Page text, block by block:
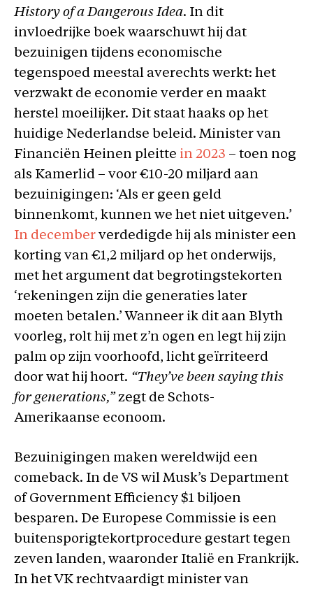
History of a Dangerous Idea. In dit
invloedrijke boek waarschuwt hij dat
bezuinigen tijdens economische
tegenspoed meestal averechts werkt: het
verzwakt de economie verder en maakt
herstel moeilijker. Dit staat haaks op het
huidige Nederlandse beleid. Minister van
Financiën Heinen pleitte in 2023 – toen nog
als Kamerlid – voor €10-20 miljard aan
bezuinigingen: ‘Als er geen geld
binnenkomt, kunnen we het niet uitgeven.’
In december verdedigde hij als minister een
korting van €1,2 miljard op het onderwijs,
met het argument dat begrotingstekorten
‘rekeningen zijn die generaties later
moeten betalen.’ Wanneer ik dit aan Blyth
voorleg, rolt hij met z’n ogen en legt hij zijn
palm op zijn voorhoofd, licht geïrriteerd
door wat hij hoort. “They’ve been saying this
for generations,” zegt de Schots-
Amerikaanse econoom.
Bezuinigingen maken wereldwijd een
comeback. In de VS wil Musk’s Department
of Government Efficiency $1 biljoen
besparen. De Europese Commissie is een
buitensporigtekortprocedure gestart tegen
zeven landen, waaronder Italië en Frankrijk.
In het VK rechtvaardigt minister van